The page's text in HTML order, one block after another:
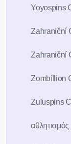
Yoyospins
Zahraniční
Zahraniční
Zombillion
Zuluspins
αθλητισμός
Sign
Free